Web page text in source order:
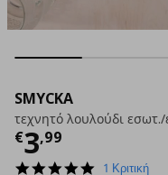
SMYCKA
τεχνητό λουλούδι
€3,99
Τρέχουσα
5.01 Κριτική